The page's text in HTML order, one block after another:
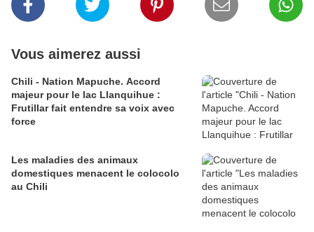
Vous aimerez aussi
Chili - Nation Mapuche. Accord
majeur pour le lac Llanquihue :
Frutillar fait entendre sa voix avec
force
Les maladies des animaux
domestiques menacent le colocolo
au Chili